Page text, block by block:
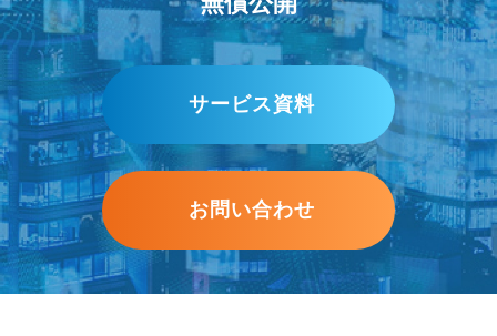
サービス資料
お問い合わせ